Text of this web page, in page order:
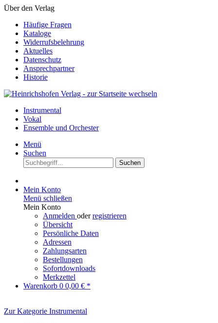
Über den Verlag
Häufige Fragen
Kataloge
Widerrufsbelehrung
Aktuelles
Datenschutz
Ansprechpartner
Historie
Instrumental
Vokal
Ensemble und Orchester
Menü
Suchen
Suchen
Mein Konto
Menü schließen
Mein Konto
Anmelden oderregistrieren
Übersicht
Persönliche Daten
Adressen
Zahlungsarten
Bestellungen
Sofortdownloads
Merkzettel
Warenkorb 0 0,00 € *
Zur Kategorie Instrumental